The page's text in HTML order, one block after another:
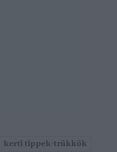
kerti tippek-trükkök